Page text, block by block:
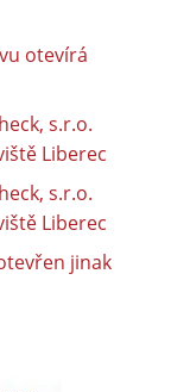
otevírá
s.r.o.
Liberec
s.r.o.
Liberec
jinak